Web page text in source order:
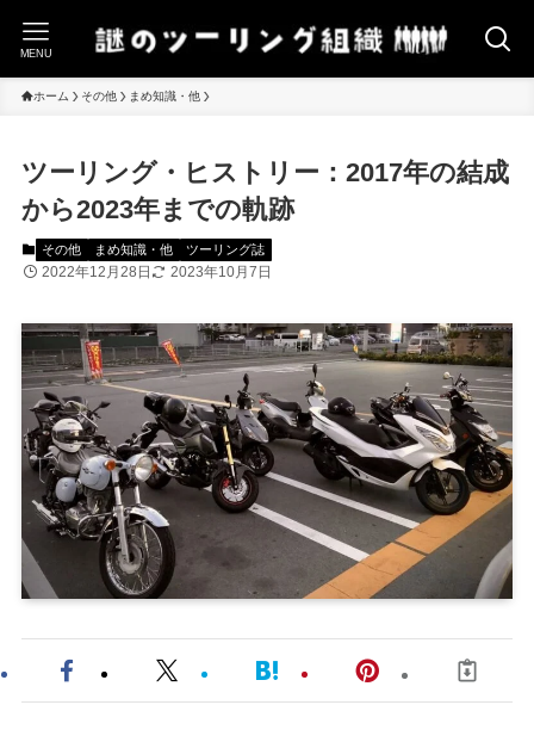
MENU
ホーム その他 まめ知識・他
ツーリング・ヒストリー：2017年の結成
から2023年までの軌跡
その他 まめ知識・他 ツーリング誌
2022年12月28日 2023年10月7日